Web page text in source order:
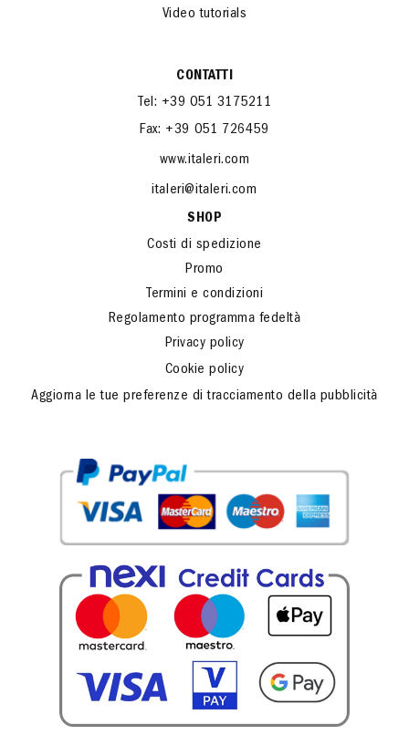
Video tutorials
CONTATTI
Tel: +39 051 3175211
Fax: +39 051 726459
www.italeri.com
italeri@italeri.com
SHOP
Costi di spedizione
Promo
Termini e condizioni
Regolamento programma fedeltà
Privacy policy
Cookie policy
Aggiorna le tue preferenze di tracciamento della pubblicità